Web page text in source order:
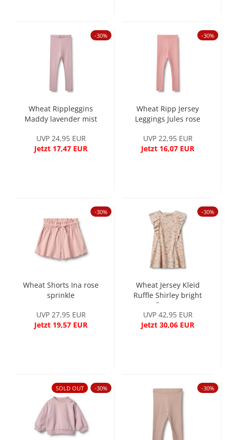
-30%
Wheat Rippleggins
Maddy lavender mist
UVP 24,95 EUR
Jetzt 17,47 EUR
-30%
Wheat Ripp Jersey
Leggings Jules rose
UVP 22,95 EUR
Jetzt 16,07 EUR
-30%
Wheat Shorts Ina rose
sprinkle
UVP 27,95 EUR
Jetzt 19,57 EUR
-30%
Wheat Jersey Kleid
Ruffle Shirley bright
flowers
UVP 42,95 EUR
Jetzt 30,06 EUR
SOLD OUT -30% -30%